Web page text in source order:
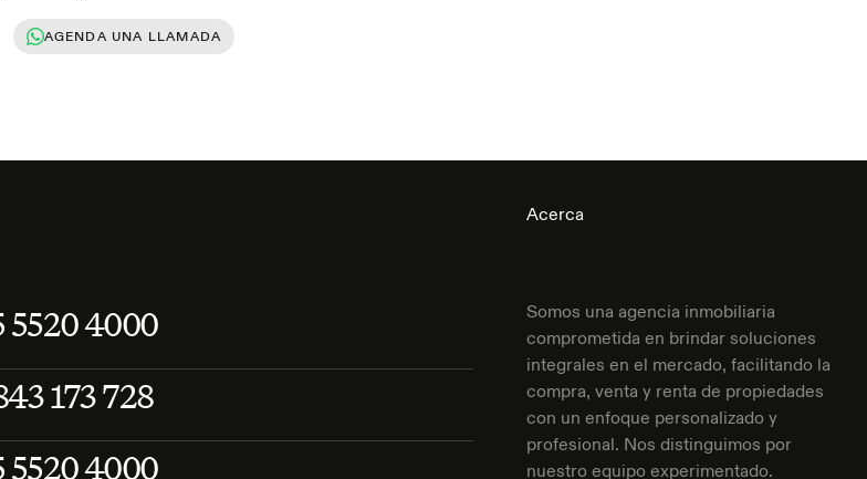
AGENDA UNA LLAMADA
5520 4000
173 728
5520 4000
Acerca
Somos una agencia inmobiliaria
comprometida en brindar soluciones
integrales en el mercado, facilitando la
compra, venta y renta de propiedades
con un enfoque personalizado y
profesional. Nos distinguimos por
nuestro equipo experimentado.